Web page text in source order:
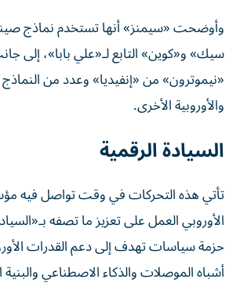
وأوضحت «سيمنز» أنها تستخدم نماذج
سيك» و«كوين» التابع لـ«علي بابا»، إلى
«نيموترون» من «إنفيديا» وعدد من النماذج
والأوروبية الأخرى.
السيادة الرقمية
تأتي هذه التحركات في وقت تواصل فيه
الأوروبي العمل على تعزيز ما تصفه
حزمة سياسات تهدف إلى دعم القدرات
أشباه الموصلات والذكاء الاصطناعي والبنية